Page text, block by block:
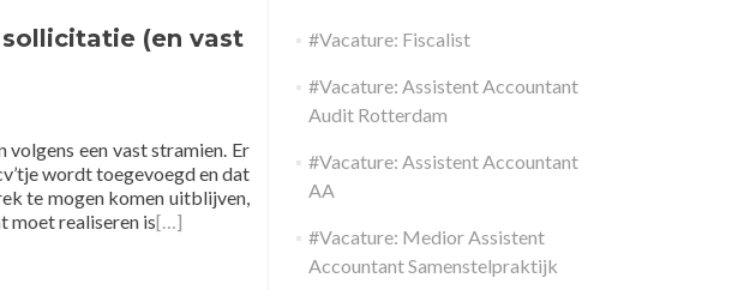
(en vast
volgens een vast stramien. Er
wordt toegevoegd en dat
te mogen komen uitblijven,
moet realiseren is[…]
#Vacature: Fiscalist
#Vacature: Assistent Accountant
Audit Rotterdam
#Vacature: Assistent Accountant
AA
#Vacature: Medior Assistent
Accountant Samenstelpraktijk